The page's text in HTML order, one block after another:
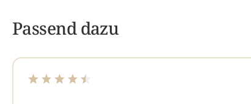
Passend dazu